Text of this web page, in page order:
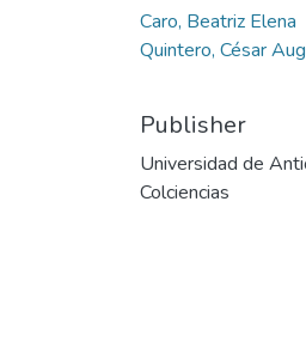
Caro, Beatriz Elena
Quintero, César
Publisher
Universidad de
Colciencias